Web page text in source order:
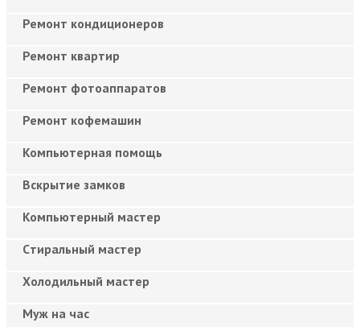
Ремонт кондиционеров
Ремонт квартир
Ремонт фотоаппаратов
Ремонт кофемашин
Компьютерная помощь
Вскрытие замков
Компьютерный мастер
Cтиральный мастер
Холодильный мастер
Муж на час